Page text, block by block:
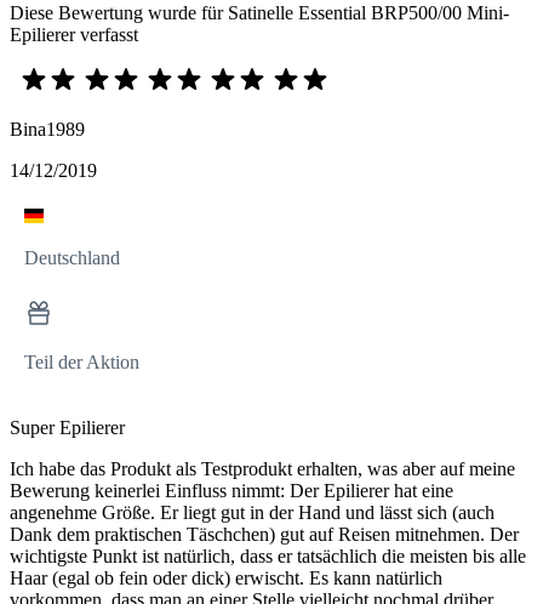
Diese Bewertung wurde für Satinelle Essential BRP500/00 Mini-
Epilierer verfasst
Bina1989
14/12/2019
Deutschland
Teil der Aktion
Super Epilierer
Ich habe das Produkt als Testprodukt erhalten, was aber auf meine
Bewerung keinerlei Einfluss nimmt: Der Epilierer hat eine
angenehme Größe. Er liegt gut in der Hand und lässt sich (auch
Dank dem praktischen Täschchen) gut auf Reisen mitnehmen. Der
wichtigste Punkt ist natürlich, dass er tatsächlich die meisten bis alle
Haar (egal ob fein oder dick) erwischt. Es kann natürlich
vorkommen, dass man an einer Stelle vielleicht nochmal drüber